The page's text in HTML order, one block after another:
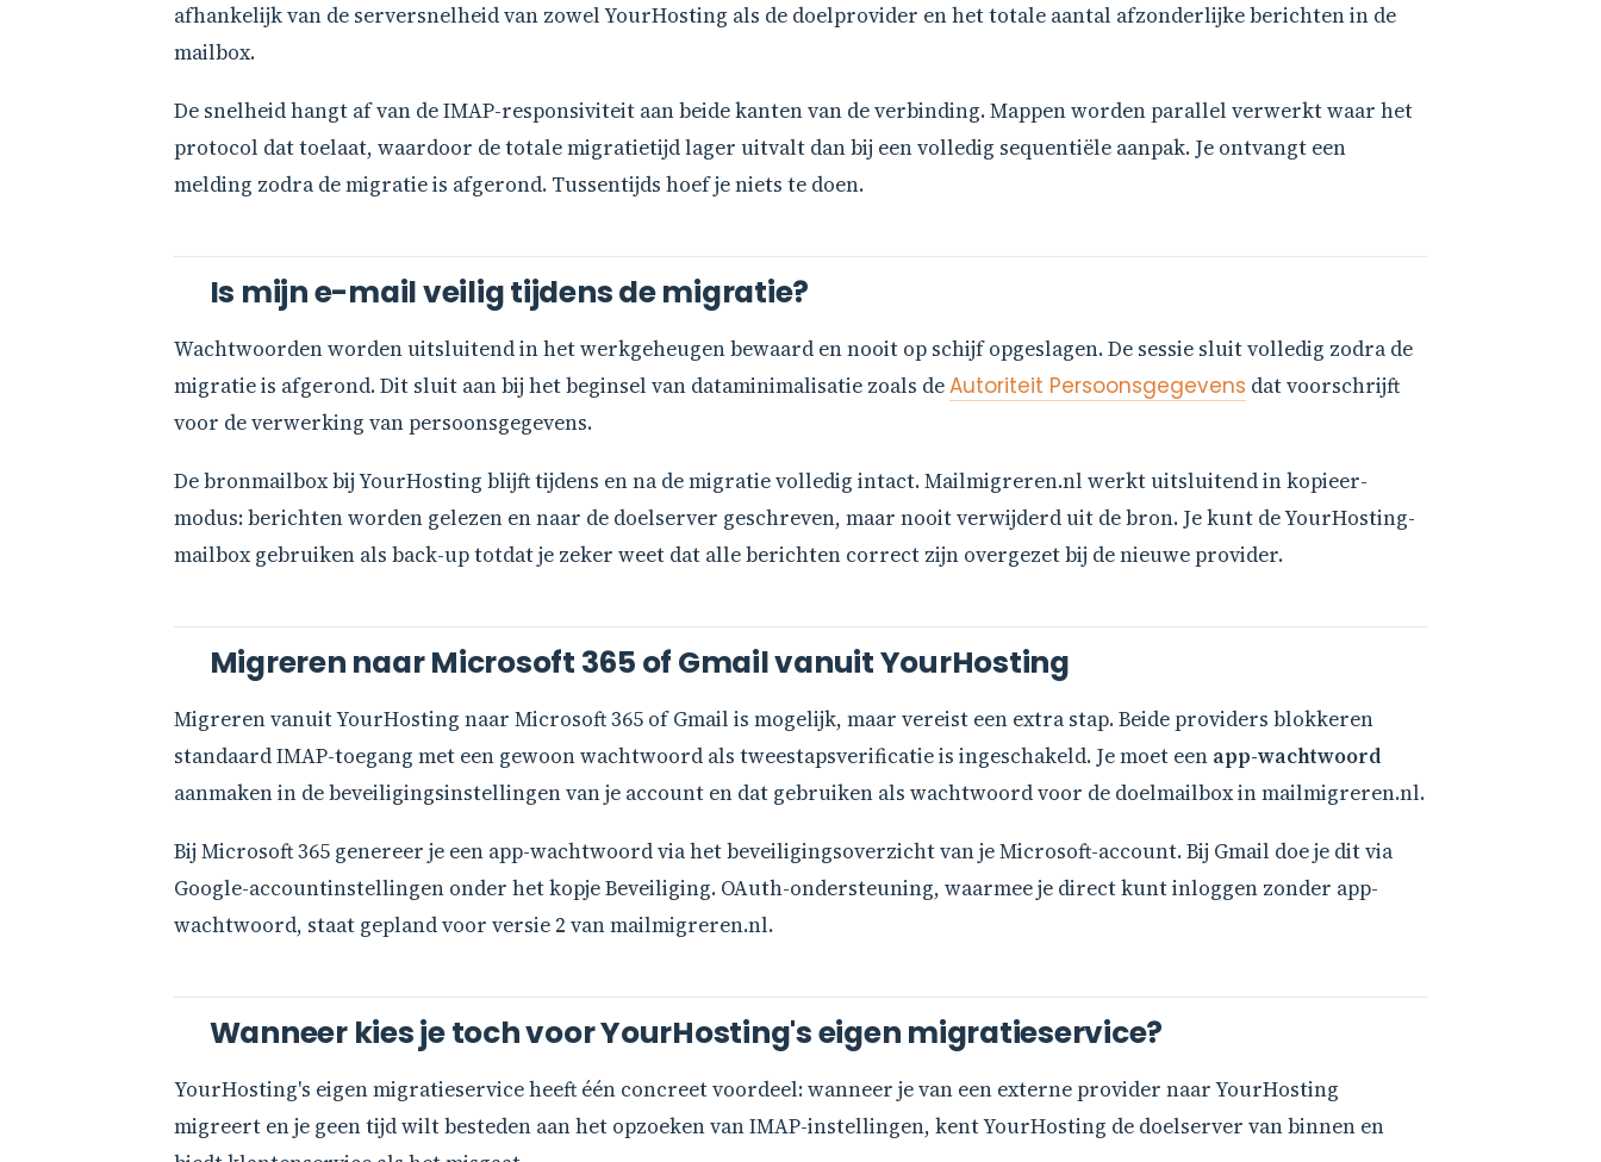
afhankelijk van de serversnelheid van zowel YourHosting als de doelprovider en het totale aantal afzonderlijke berichten in de
mailbox.
De snelheid hangt af van de IMAP-responsiviteit aan beide kanten van de verbinding. Mappen worden parallel verwerkt waar het
protocol dat toelaat, waardoor de totale migratietijd lager uitvalt dan bij een volledig sequentiële aanpak. Je ontvangt een
melding zodra de migratie is afgerond. Tussentijds hoef je niets te doen.
Is mijn e-mail veilig tijdens de migratie?
Wachtwoorden worden uitsluitend in het werkgeheugen bewaard en nooit op schijf opgeslagen. De sessie sluit volledig zodra de
migratie is afgerond. Dit sluit aan bij het beginsel van dataminimalisatie zoals deAutoriteit Persoonsgegevens dat voorschrijft
voor de verwerking van persoonsgegevens.
De bronmailbox bij YourHosting blijft tijdens en na de migratie volledig intact. Mailmigreren.nl werkt uitsluitend in kopieer-
modus: berichten worden gelezen en naar de doelserver geschreven, maar nooit verwijderd uit de bron. Je kunt de YourHosting-
mailbox gebruiken als back-up totdat je zeker weet dat alle berichten correct zijn overgezet bij de nieuwe provider.
Migreren naar Microsoft 365 of Gmail vanuit YourHosting
Migreren vanuit YourHosting naar Microsoft 365 of Gmail is mogelijk, maar vereist een extra stap. Beide providers blokkeren
standaard IMAP-toegang met een gewoon wachtwoord als tweestapsverificatie is ingeschakeld. Je moet een app-wachtwoord
aanmaken in de beveiligingsinstellingen van je account en dat gebruiken als wachtwoord voor de doelmailbox in mailmigreren.nl.
Bij Microsoft 365 genereer je een app-wachtwoord via het beveiligingsoverzicht van je Microsoft-account. Bij Gmail doe je dit via
Google-accountinstellingen onder het kopje Beveiliging. OAuth-ondersteuning, waarmee je direct kunt inloggen zonder app-
wachtwoord, staat gepland voor versie 2 van mailmigreren.nl.
Wanneer kies je toch voor YourHosting's eigen migratieservice?
YourHosting's eigen migratieservice heeft één concreet voordeel: wanneer je van een externe provider naar YourHosting
migreert en je geen tijd wilt besteden aan het opzoeken van IMAP-instellingen, kent YourHosting de doelserver van binnen en